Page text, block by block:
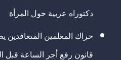
دكتوراه عربية حول المرأة
حراك المعلمين المتعاقدين
قانون رفع أجر الساعة قبل